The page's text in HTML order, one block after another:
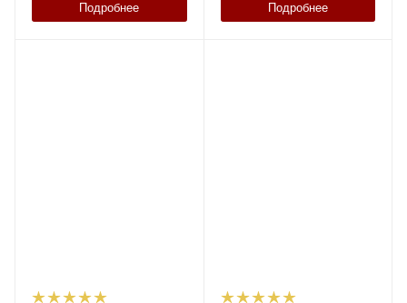
Подробнее Подробнее